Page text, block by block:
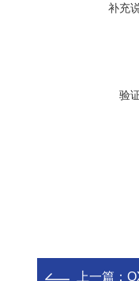
补充
验
上一篇：